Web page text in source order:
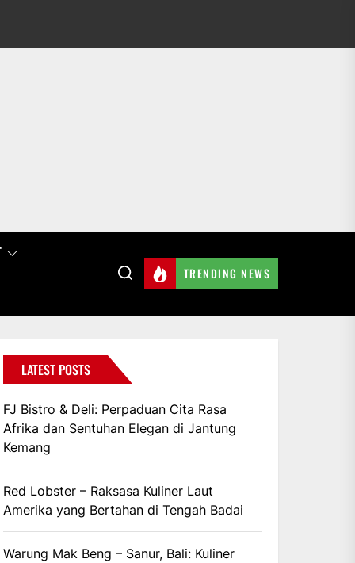
TRENDING NEWS
LATEST POSTS
FJ Bistro & Deli: Perpaduan Cita Rasa
Afrika dan Sentuhan Elegan di Jantung
Kemang
Red Lobster – Raksasa Kuliner Laut
Amerika yang Bertahan di Tengah Badai
Warung Mak Beng – Sanur, Bali: Kuliner